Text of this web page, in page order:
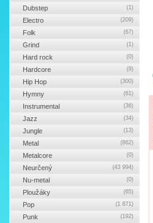
Dubstep (1)
Electro (209)
Folk (67)
Grind (1)
Hard rock (0)
Hardcore (9)
Hip Hop (300)
Hymny (61)
Instrumental (36)
Jazz (34)
Jungle (13)
Metal (862)
Metalcore (0)
Neurčený (43 994)
Nu-metal (0)
Ploužáky (65)
Pop (1 871)
Punk (192)